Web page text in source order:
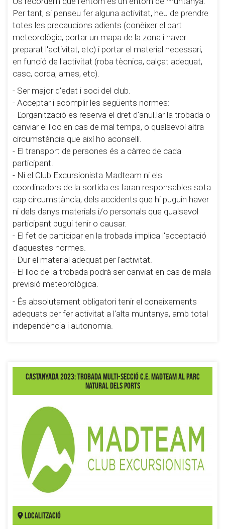
Per tant, si penseu fer alguna activitat, heu de prendre
totes les precaucions adients (conèixer el part
meteorològic, portar un mapa de la zona i haver
preparat l'activitat, etc) i portar el material necessari,
en funció de l'activitat (roba tècnica, calçat adequat,
casc, corda, arnes, etc).
- Ser major d'edat i soci del club.
- Acceptar i acomplir les següents normes:
- L'organització es reserva el dret d'anul.lar la trobada o
canviar el lloc en cas de mal temps, o qualsevol altra
circumstància que així ho aconselli.
- El transport de persones és a càrrec de cada
participant.
- Ni el Club Excursionista Madteam ni els
coordinadors de la sortida es faran responsables sota
cap circumstància, dels accidents que hi puguin haver
ni dels danys materials i/o personals que qualsevol
participant pugui tenir o causar.
- El fet de participar en la trobada implica l'acceptació
d'aquestes normes.
- Dur el material adequat per l'activitat.
- El lloc de la trobada podrà ser canviat en cas de mala
previsió meteorològica.
- És absolutament obligatori tenir el coneixements
adequats per fer activitat a l'alta muntanya, amb total
independència i autonomia.
Castanyada 2023: Trobada Multi-Secció C.E. MadTeam al Parc
Natural dels Ports
Localització